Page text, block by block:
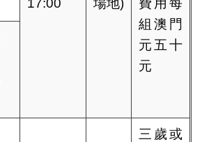
17:00 場地)
費用每
組澳門
元五十
元
三歲或